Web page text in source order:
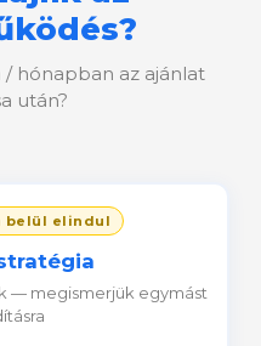
hónapban az ajánlat
után?
belül elindul
— megismerjük egymást